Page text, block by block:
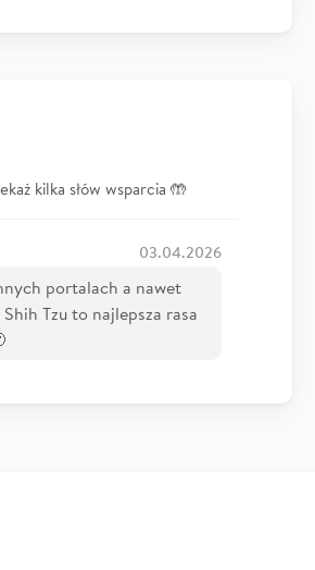
kilka słów wsparcia 🤲
03.04.2026
portalach a nawet
Tzu to najlepsza rasa